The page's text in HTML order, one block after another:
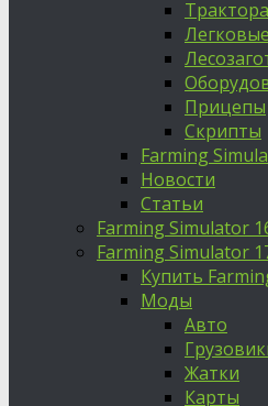
Трактора
Прицепы
Скрипты
Farming
Новости
Статьи
Farming Simulator
Farming Simulator
Купить
Моды
Авто
Жатки
Карты